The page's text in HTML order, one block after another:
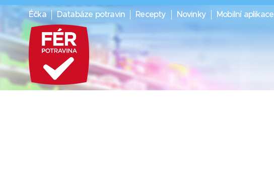
Éčka Databáze potravin Recepty Novinky Mobilní aplikace